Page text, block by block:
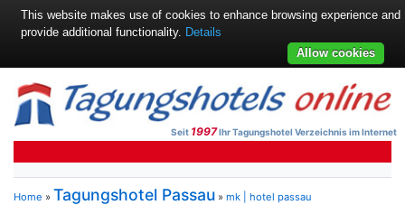
Seit 1997Ihr Tagungshotel Verzeichnis im Internet
Home » Tagungshotel Passau » mk | hotel passau
This website makes use of cookies to enhance browsing experience and
provide additional functionality. Details
Allow cookies